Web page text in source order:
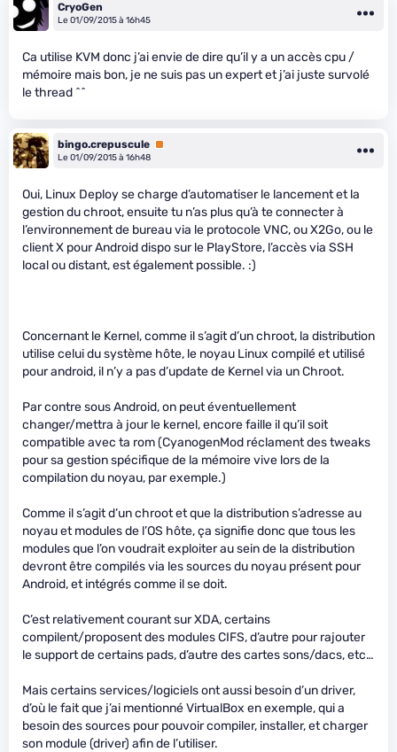
CryoGen
Le 01/09/2015 à 16h45
Ca utilise KVM donc j’ai envie de dire qu’il y a un accès cpu /
mémoire mais bon, je ne suis pas un expert et j’ai juste survolé
le thread ^^
bingo.crepuscule Premium
Le 01/09/2015 à 16h48
Oui, Linux Deploy se charge d’automatiser le lancement et la
gestion du chroot, ensuite tu n’as plus qu’à te connecter à
l’environnement de bureau via le protocole VNC, ou X2Go, ou le
client X pour Android dispo sur le PlayStore, l’accès via SSH
local ou distant, est également possible. :)
Concernant le Kernel, comme il s’agit d’un chroot, la distribution
utilise celui du système hôte, le noyau Linux compilé et utilisé
pour android, il n’y a pas d’update de Kernel via un Chroot.
Par contre sous Android, on peut éventuellement
changer/mettra à jour le kernel, encore faille il qu’il soit
compatible avec ta rom (CyanogenMod réclament des tweaks
pour sa gestion spécifique de la mémoire vive lors de la
compilation du noyau, par exemple.)
Comme il s’agit d’un chroot et que la distribution s’adresse au
noyau et modules de l’OS hôte, ça signifie donc que tous les
modules que l’on voudrait exploiter au sein de la distribution
devront être compilés via les sources du noyau présent pour
Android, et intégrés comme il se doit.
C’est relativement courant sur XDA, certains
compilent/proposent des modules CIFS, d’autre pour rajouter
le support de certains pads, d’autre des cartes sons/dacs, etc…
Mais certains services/logiciels ont aussi besoin d’un driver,
d’où le fait que j’ai mentionné VirtualBox en exemple, qui a
besoin des sources pour pouvoir compiler, installer, et charger
son module (driver) afin de l’utiliser.